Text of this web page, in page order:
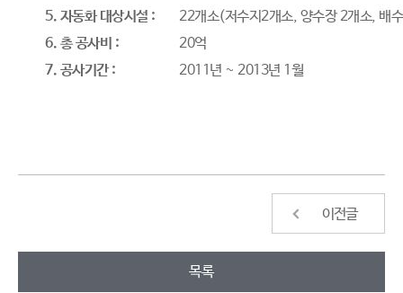
5. 자동화 대상시설 :
22개소(저수지2개소, 양수장 2개소, 배
6. 총 공사비 :
20억
7. 공사기간 :
2011년 ~ 2013년 1월
이전글
목록